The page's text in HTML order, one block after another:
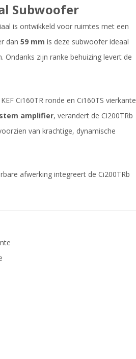
Subwoofer
is ontwikkeld voor ruimtes met een
dan 59 mm is deze subwoofer ideaal
zijn ranke behuizing levert de
Ci160TR ronde en Ci160TS vierkante
amplifier, verandert de Ci200TRb
van krachtige, dynamische
afwerking integreert de Ci200TRb